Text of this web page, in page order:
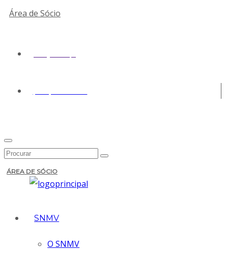
Área de Sócio
ÁREA DE SÓCIO
SNMV
O SNMV